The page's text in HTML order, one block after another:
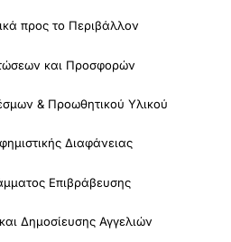
προς το Περιβάλλον
και Προσφορών
& Προωθητικού Υλικού
Διαφάνειας
Επιβράβευσης
Δημοσίευσης Αγγελιών